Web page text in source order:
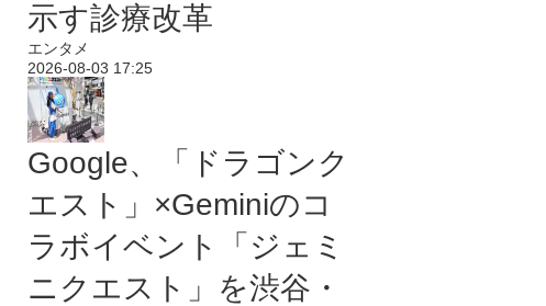
示す診療改革
エンタメ
2026-08-03 17:25
Google、「ドラゴンク
エスト」×Geminiのコ
ラボイベント「ジェミ
ニクエスト」を渋谷・